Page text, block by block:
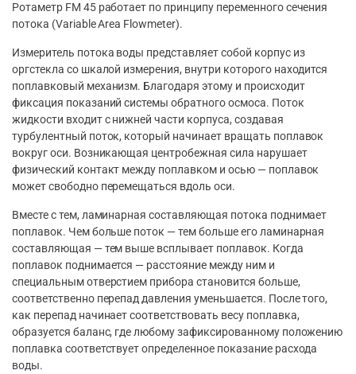
Ротаметр FM 45 работает по принципу переменного сечения
потока (Variable Area Flowmeter).
Измеритель потока воды представляет собой корпус из
оргстекла со шкалой измерения, внутри которого находится
поплавковый механизм. Благодаря этому и происходит
фиксация показаний системы обратного осмоса. Поток
жидкости входит с нижней части корпуса, создавая
турбулентный поток, который начинает вращать поплавок
вокруг оси. Возникающая центробежная сила нарушает
физический контакт между поплавком и осью — поплавок
может свободно перемещаться вдоль оси.
Вместе с тем, ламинарная составляющая потока поднимает
поплавок. Чем больше поток — тем больше его ламинарная
составляющая — тем выше всплывает поплавок. Когда
поплавок поднимается — расстояние между ним и
специальным отверстием прибора становится больше,
соответственно перепад давления уменьшается. После того,
как перепад начинает соответствовать весу поплавка,
образуется баланс, где любому зафиксированному положению
поплавка соответствует определенное показание расхода
воды.